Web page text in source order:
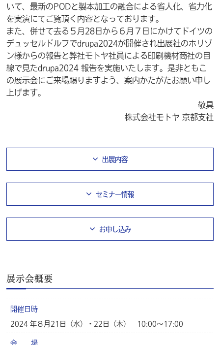
いて、最新のPODと製本加工の融合による省人化、省力化
を実演にてご覧頂く内容となっております。
また、併せて去る５月28日から６月７日にかけてドイツの
デュッセルドルフでdrupa2024が開催され出展社のホリゾ
ン様からの報告と弊社モトヤ社員による印刷機材商社の目
線で見たdrupa2024 報告を実施いたします。是非ともこ
の展示会にご来場賜りますよう、案内かたがたお願い申し
上げます。
敬具
株式会社モトヤ 京都支社
出展内容
セミナー情報
お申し込み
展示会概要
開催日時
2024 年８月21日（水）・22日（木） 10:00～17:00
会 場